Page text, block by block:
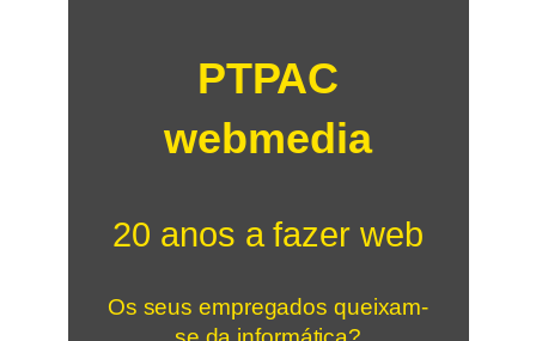
PTPAC
webmedia
20 anos a fazer web
Os seus empregados queixam-